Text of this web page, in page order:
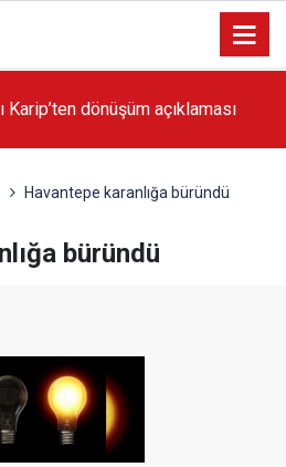
dönüşüm açıklaması
örnek proje gerçekleştirilecek'
Havantepe karanlığa büründü
büründü